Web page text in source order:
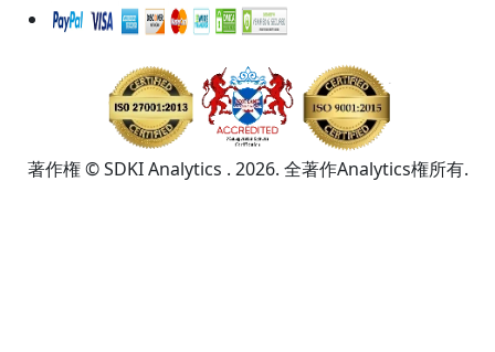
著作権 © SDKI Analytics . 2026. 全著作Analytics権所有.